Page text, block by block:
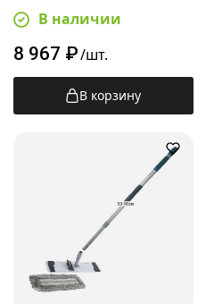
40см, телескопическая
ручка 100-180см
В наличии
8 967 ₽/шт.
В корзину